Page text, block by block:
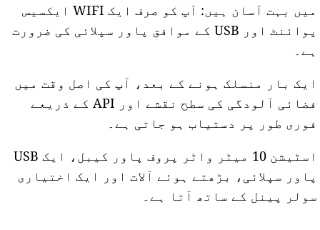
میں بہت آسان ہیں: آپ کو صرف ایک WIFI ایکسیس
پوائنٹ اور USB کے موافق پاور سپلائی کی ضرورت
ہے۔
ایک بار منسلک ہونے کے بعد، آپ کی اصل وقت میں
فضائی آلودگی کی سطح نقشے اور API کے ذریعے
فوری طور پر دستیاب ہو جاتی ہے۔
اسٹیشن 10 میٹر واٹر پروف پاور کیبل، ایک USB
پاور سپلائی، بڑھتے ہوئے آلات اور ایک اختیاری
سولر پینل کے ساتھ آتا ہے۔